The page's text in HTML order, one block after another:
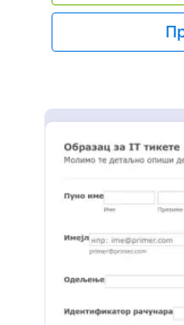
оперативни систем
Корисници такође
екрана проблема